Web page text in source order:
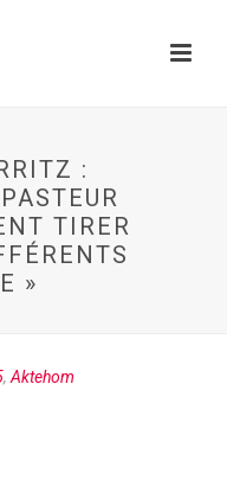
:
TIRER
»
, Aktehom